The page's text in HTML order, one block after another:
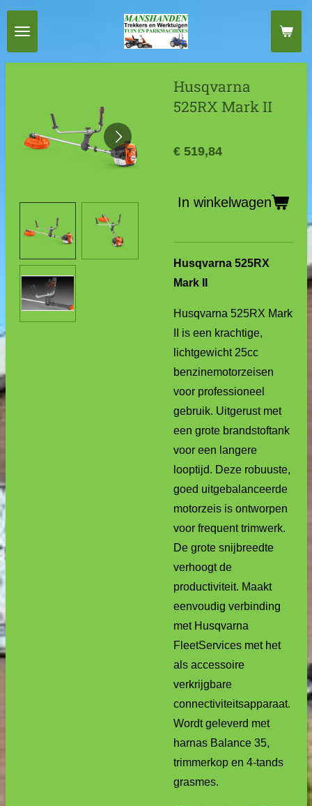
Ga
direct
naar
Husqvarna
525RX Mark II
€ 519,84
In winkelwagen
Husqvarna 525RX
Mark II
Husqvarna 525RX Mark
II is een krachtige,
lichtgewicht 25cc
benzinemotorzeisen
voor professioneel
gebruik. Uitgerust met
een grote brandstoftank
voor een langere
looptijd. Deze robuuste,
goed uitgebalanceerde
motorzeis is ontworpen
voor frequent trimwerk.
De grote snijbreedte
verhoogt de
productiviteit. Maakt
eenvoudig verbinding
met Husqvarna
FleetServices met het
als accessoire
verkrijgbare
connectiviteitsapparaat.
Wordt geleverd met
harnas Balance 35,
trimmerkop en 4-tands
grasmes.